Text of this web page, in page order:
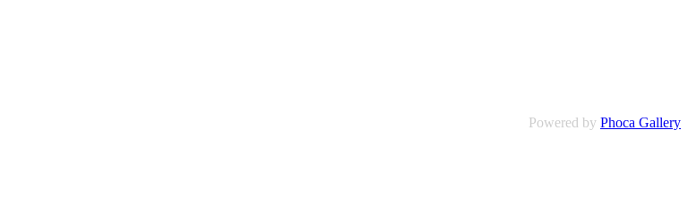
Powered by Phoca Gallery